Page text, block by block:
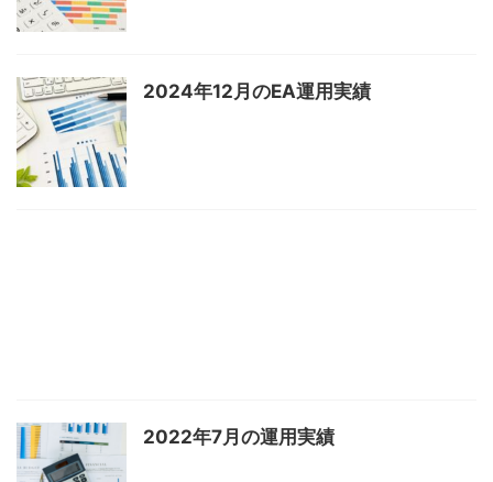
2024年12月のEA運用実績
2022年7月の運用実績